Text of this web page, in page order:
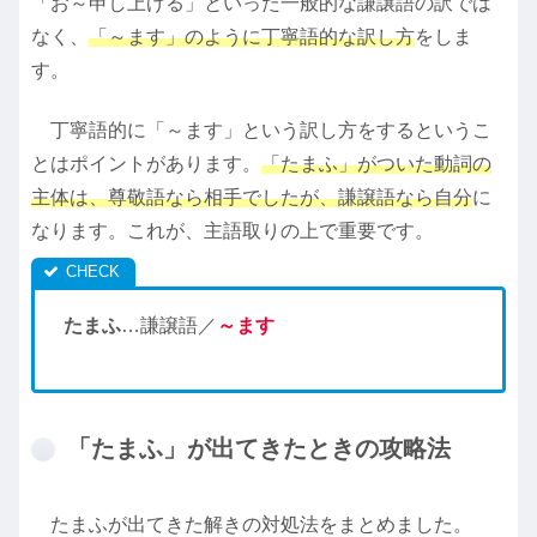
なく、 「～ます」のように丁寧語的な訳し方をしま
す。
丁寧語的に「～ます」という訳し方をするというこ
とはポイントがあります。 「たまふ」がついた動詞の
主体は、尊敬語なら相手でしたが、謙譲語なら自分に
なります。これが、主語取りの上で重要です。
たまふ…謙譲語／ ～ます
「たまふ」が出てきたときの攻略法
たまふが出てきた解きの対処法をまとめました。